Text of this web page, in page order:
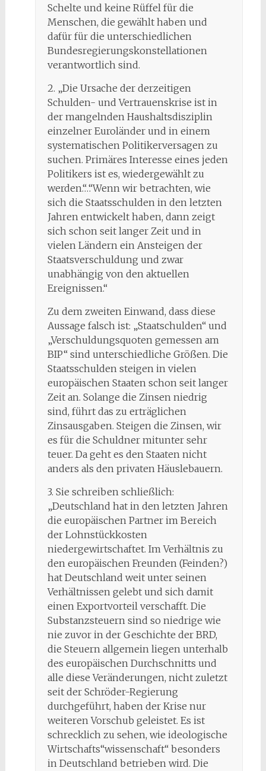
Schelte und keine Rüffel für die
Menschen, die gewählt haben und
dafür für die unterschiedlichen
Bundesregierungskonstellationen
verantwortlich sind.
2. „Die Ursache der derzeitigen
Schulden- und Vertrauenskrise ist in
der mangelnden Haushaltsdisziplin
einzelner Euroländer und in einem
systematischen Politikerversagen zu
suchen. Primäres Interesse eines jeden
Politikers ist es, wiedergewählt zu
werden.“…“Wenn wir betrachten, wie
sich die Staatsschulden in den letzten
Jahren entwickelt haben, dann zeigt
sich schon seit langer Zeit und in
vielen Ländern ein Ansteigen der
Staatsverschuldung und zwar
unabhängig von den aktuellen
Ereignissen.“
Zu dem zweiten Einwand, dass diese
Aussage falsch ist: „Staatschulden“ und
„Verschuldungsquoten gemessen am
BIP“ sind unterschiedliche Größen. Die
Staatsschulden steigen in vielen
europäischen Staaten schon seit langer
Zeit an. Solange die Zinsen niedrig
sind, führt das zu erträglichen
Zinsausgaben. Steigen die Zinsen, wir
es für die Schuldner mitunter sehr
teuer. Da geht es den Staaten nicht
anders als den privaten Häuslebauern.
3. Sie schreiben schließlich:
„Deutschland hat in den letzten Jahren
die europäischen Partner im Bereich
der Lohnstückkosten
niedergewirtschaftet. Im Verhältnis zu
den europäischen Freunden (Feinden?)
hat Deutschland weit unter seinen
Verhältnissen gelebt und sich damit
einen Exportvorteil verschafft. Die
Substanzsteuern sind so niedrige wie
nie zuvor in der Geschichte der BRD,
die Steuern allgemein liegen unterhalb
des europäischen Durchschnitts und
alle diese Veränderungen, nicht zuletzt
seit der Schröder-Regierung
durchgeführt, haben der Krise nur
weiteren Vorschub geleistet. Es ist
schrecklich zu sehen, wie ideologische
Wirtschafts“wissenschaft“ besonders
in Deutschland betrieben wird. Die